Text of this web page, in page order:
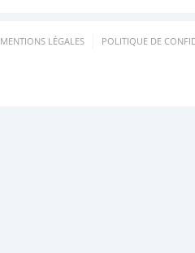
MENTIONS LÉGALES POLITIQUE DE